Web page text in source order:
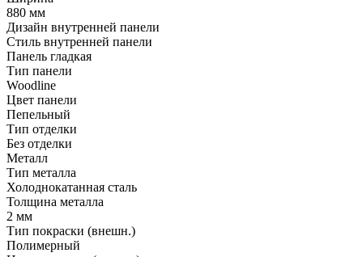
880 мм
Дизайн внутренней панели
Стиль внутренней панели
Панель гладкая
Тип панели
Woodline
Цвет панели
Пепельный
Тип отделки
Без отделки
Металл
Тип металла
Холоднокатанная сталь
Толщина металла
2 мм
Тип покраски (внешн.)
Полимерный